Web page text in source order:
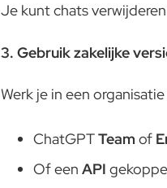
Je kunt chats
3. Gebruik zakelijke
Werk je in een
ChatGPTTeam of
Of een API